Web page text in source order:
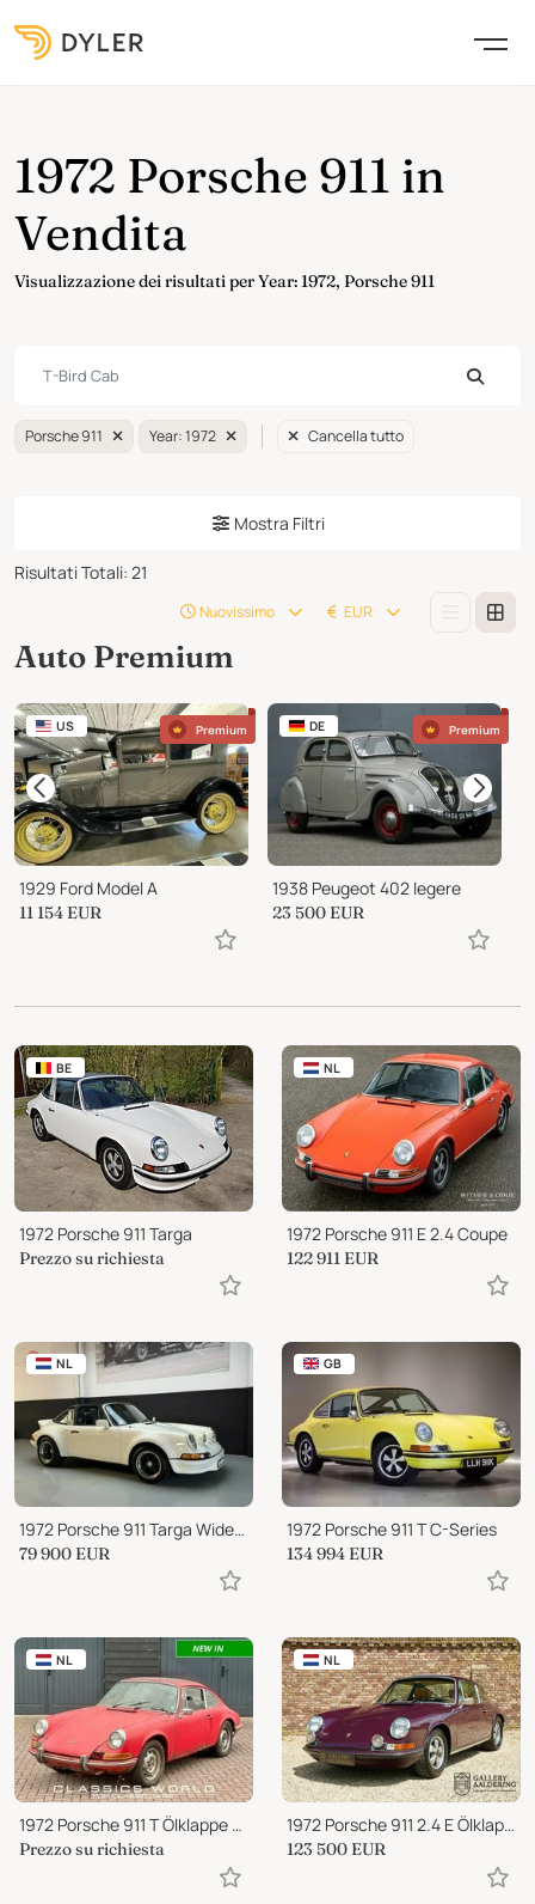
1972 Porsche 911 in
Vendita
Visualizzazione dei risultati per Year: 1972, Porsche 911
Porsche 911 Year: 1972 Cancella tutto
Mostra Filtri
Risultati Totali: 21
Nuovissimo EUR
Auto Premium
US Premium
1929 Ford Model A
11 154 EUR
DE Premium
1938 Peugeot 402 legere
23 500 EUR
BE
1972 Porsche 911 Targa
Prezzo su richiesta
NL
1972 Porsche 911 E 2.4 Coupe
122 911 EUR
NL
1972 Porsche 911 Targa Widebody Restomod
79 900 EUR
GB
1972 Porsche 911 T C-Series
134 994 EUR
NL
1972 Porsche 911 T Ölklappe Coupé - Restoration Project
Prezzo su richiesta
NL
1972 Porsche 911 2.4 E Ölklappe
123 500 EUR